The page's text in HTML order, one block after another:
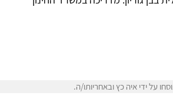
גוריון. מדריכה במשרד החינוך